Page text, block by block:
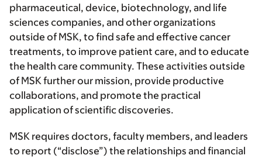
pharmaceutical, device, biotechnology, and life
sciences companies, and other organizations
outside of MSK, to find safe and effective cancer
treatments, to improve patient care, and to educate
the health care community. These activities outside
of MSK further our mission, provide productive
collaborations, and promote the practical
application of scientific discoveries.
MSK requires doctors, faculty members, and leaders
to report (“disclose”) the relationships and financial